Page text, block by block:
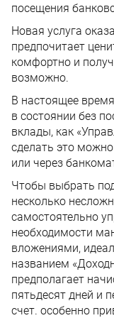
посещения
Новая услуга
предпочитает
комфортно и
возможно.
В настоящее
в состоянии без
вклады, как
сделать это
или через
Чтобы выбрать
несколько
самостоятельно
необходимости
вложениями,
названием
предполагает
пятьдесят дней и
счет. особенно